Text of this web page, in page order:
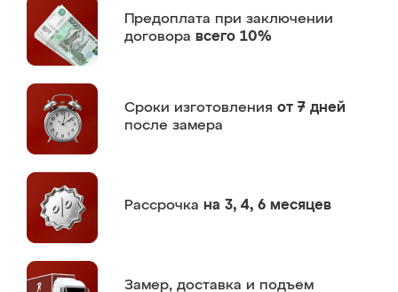
Предоплата при заключении
договора всего 10%
Сроки изготовления от 7 дней
после замера
Рассрочка на 3, 4, 6 месяцев
Замер, доставка и подъем